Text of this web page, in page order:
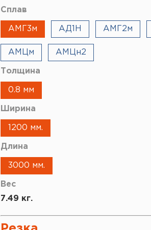
Сплав
АМГ3м АД1Н АМГ2м
АМЦм АМЦн2
Толщина
0.8 мм
Ширина
1200 мм.
Длина
3000 мм.
Вес
7.49 кг.